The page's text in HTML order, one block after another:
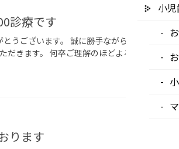
診療です
うございます。 誠に勝手ながら、下記日程に
だきます。 何卒ご理解のほどよろしくお願い
ります
小